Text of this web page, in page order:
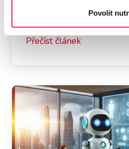
Povolit
segmentaci naplno.
Přečíst článek